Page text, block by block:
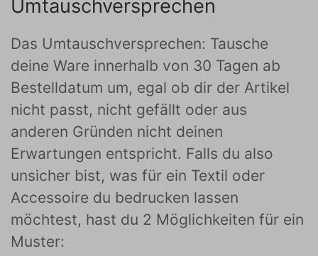
Umtauschversprechen
Das Umtauschversprechen: Tausche
deine Ware innerhalb von 30 Tagen ab
Bestelldatum um, egal ob dir der Artikel
nicht passt, nicht gefällt oder aus
anderen Gründen nicht deinen
Erwartungen entspricht. Falls du also
unsicher bist, was für ein Textil oder
Accessoire du bedrucken lassen
möchtest, hast du 2 Möglichkeiten für ein
Muster: